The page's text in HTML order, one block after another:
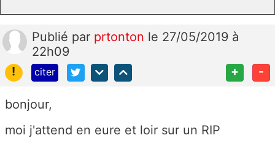
Publié par prtonton le 27/05/2019 à
22h09
!
citer + -
bonjour,
moi j'attend en eure et loir sur un RIP